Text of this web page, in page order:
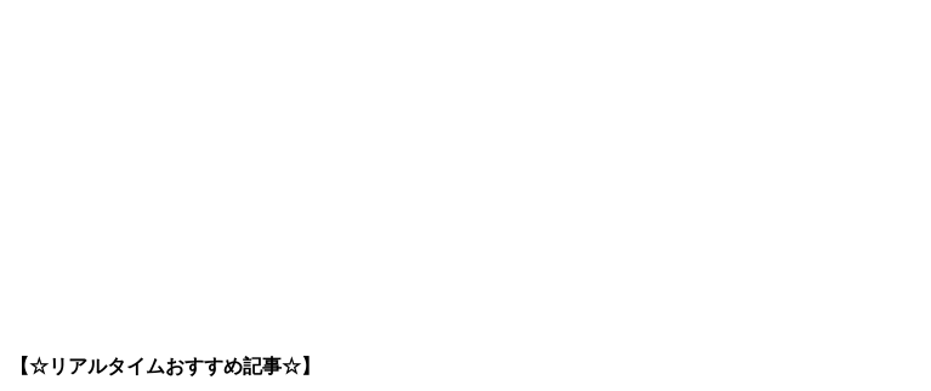
【☆リアルタイムおすすめ記事☆】